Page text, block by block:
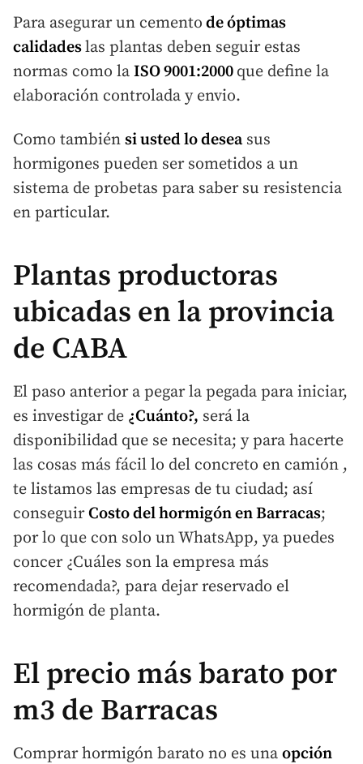
Para asegurar un cemento de óptimas
calidadeslas plantas deben seguir estas
normas como la ISO 9001:2000 que define la
elaboración controlada y envio.
Como también si usted lo desea sus
hormigones pueden ser sometidos a un
sistema de probetas para saber su resistencia
en particular.
Plantas productoras
ubicadas en la provincia
de CABA
El paso anterior a pegar la pegada para iniciar,
es investigar de ¿Cuánto?, será la
disponibilidad que se necesita; y para hacerte
las cosas más fácil lo del concreto en camión ,
te listamos las empresas de tu ciudad; así
conseguirCosto del hormigón en Barracas;
por lo que con solo un WhatsApp, ya puedes
concer ¿Cuáles son la empresa más
recomendada?, para dejar reservado el
hormigón de planta.
El precio más barato por
m3 de Barracas
Comprar hormigón barato no es una opción